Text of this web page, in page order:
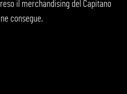
il merchandising del Capitano
consegue.